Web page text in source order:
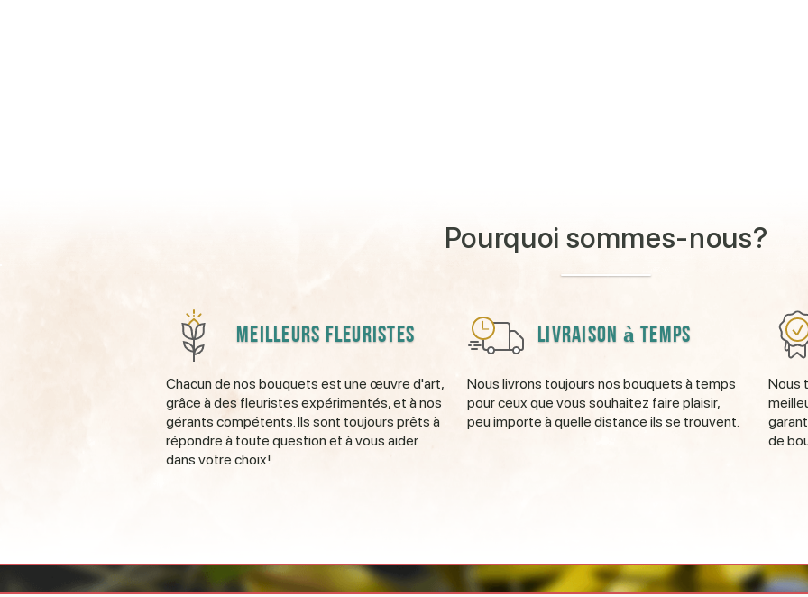
Pourquoi sommes-nous?
Meilleurs fleuristes
Chacun de nos bouquets est une œuvre d'art,
grâce à des fleuristes expérimentés, et à nos
gérants compétents. Ils sont toujours prêts à
répondre à toute question et à vous aider
dans votre choix!
Livraison à temps
Nous livrons toujours nos bouquets à temps
pour ceux que vous souhaitez faire plaisir,
peu importe à quelle distance ils se trouvent.
Nous
de